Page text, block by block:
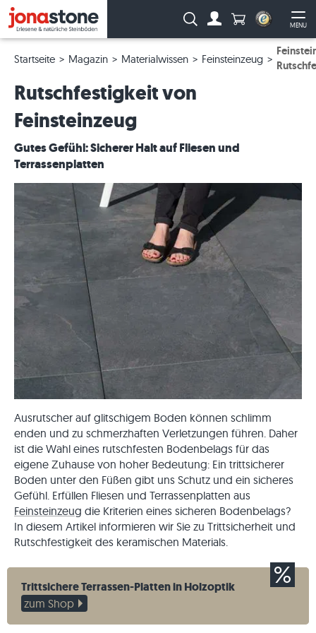
MENU
Suche: Anzahl
Startseite Magazin Materialwissen Feinsteinzeug
Rutschfestigkeit von
Feinsteinzeug
Gutes Gefühl: Sicherer Halt auf Fliesen und
Terrassenplatten
Ausrutscher auf glitschigem Boden können schlimm
enden und zu schmerzhaften Verletzungen führen. Daher
ist die Wahl eines rutschfesten Bodenbelags für das
eigene Zuhause von hoher Bedeutung: Ein trittsicherer
Boden unter den Füßen gibt uns Schutz und ein sicheres
Gefühl. Erfüllen Fliesen und Terrassenplatten aus
Feinsteinzeug die Kriterien eines sicheren Bodenbelags?
In diesem Artikel informieren wir Sie zu Trittsicherheit und
Rutschfestigkeit des keramischen Materials.
Trittsichere Terrassen-Platten in Holzoptik
zum Shop